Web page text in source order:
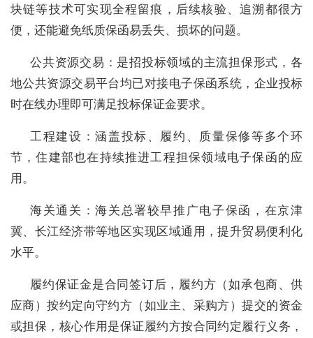
块链等技术可实现全程留痕，后续核验、追溯都很方
便，还能避免纸质保函易丢失、损坏的问题。
公共资源交易：是招投标领域的主流担保形式，各
地公共资源交易平台均已对接电子保函系统，企业投标
时在线办理即可满足投标保证金要求。
工程建设：涵盖投标、履约、质量保修等多个环
节，住建部也在持续推进工程担保领域电子保函的应
用。
海关通关：海关总署较早推广电子保函，在京津
冀、长江经济带等地区实现区域通用，提升贸易便利化
水平。
履约保证金是合同签订后，履约方（如承包商、供
应商）按约定向守约方（如业主、采购方）提交的资金
或担保，核心作用是保证履约方按合同约定履行义务，